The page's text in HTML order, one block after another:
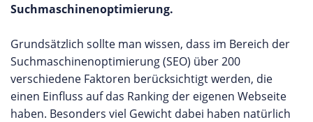
Suchmaschinenoptimierung.
Grundsätzlich sollte man wissen, dass im Bereich der
Suchmaschinenoptimierung (SEO) über 200
verschiedene Faktoren berücksichtigt werden, die
einen Einfluss auf das Ranking der eigenen Webseite
haben. Besonders viel Gewicht dabei haben natürlich